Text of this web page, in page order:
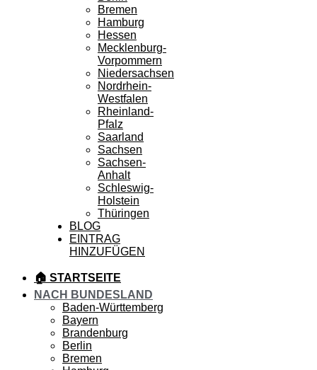
Bremen
Hamburg
Hessen
Mecklenburg-
Vorpommern
Niedersachsen
Nordrhein-
Westfalen
Rheinland-
Pfalz
Saarland
Sachsen
Sachsen-
Anhalt
Schleswig-
Holstein
Thüringen
BLOG
EINTRAG
HINZUFÜGEN
🏠 STARTSEITE
NACH BUNDESLAND
Baden-Württemberg
Bayern
Brandenburg
Berlin
Bremen